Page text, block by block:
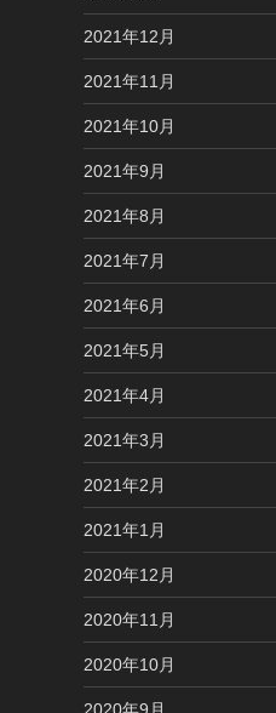
2021年12月
2021年11月
2021年10月
2021年9月
2021年8月
2021年7月
2021年6月
2021年5月
2021年4月
2021年3月
2021年2月
2021年1月
2020年12月
2020年11月
2020年10月